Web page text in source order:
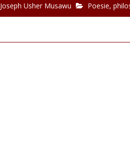
Joseph Usher Musawu Poesie,